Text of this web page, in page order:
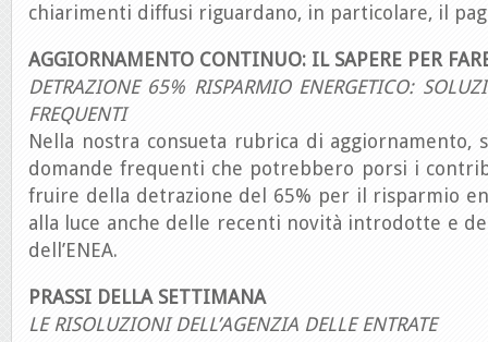
chiarimenti diffusi riguardano, in particolare, il
AGGIORNAMENTO CONTINUO: IL SAPERE PER
DETRAZIONE 65% RISPARMIO ENERGETICO:
FREQUENTI
Nella nostra consueta rubrica di aggiornamento,
domande frequenti che potrebbero porsi i
fruire della detrazione del 65% per il risparmio
alla luce anche delle recenti novità introdotte e
dell’ENEA.
PRASSI DELLA SETTIMANA
LE RISOLUZIONI DELL’AGENZIA DELLE ENTRATE